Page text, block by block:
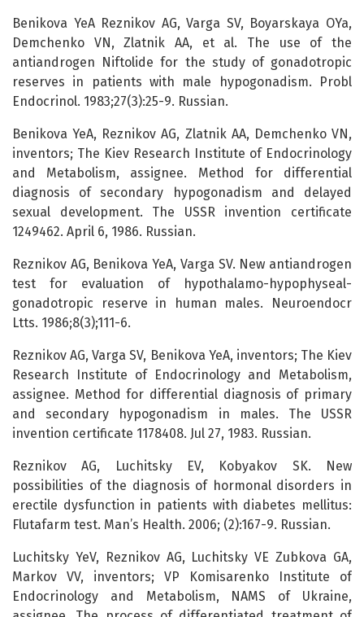
Benikova YeA Reznikov AG, Varga SV, Boyarskaya OYa,
Demchenko VN, Zlatnik AA, et al. The use of the
antiandrogen Niftolide for the study of gonadotropic
reserves in patients with male hypogonadism. Probl
Endocrinol. 1983;27(3):25-9. Russian.
Benikova YeA, Reznikov AG, Zlatnik AA, Demchenko VN,
inventors; The Kiev Research Institute of Endocrinology
and Metabolism, assignee. Method for differential
diagnosis of secondary hypogonadism and delayed
sexual development. The USSR invention certificate
1249462. April 6, 1986. Russian.
Reznikov AG, Benikova YeA, Varga SV. New antiandrogen
test for evaluation of hypothalamo-hypophyseal-
gonadotropic reserve in human males. Neuroendocr
Ltts. 1986;8(3);111-6.
Reznikov AG, Varga SV, Benikova YeA, inventors; The Kiev
Research Institute of Endocrinology and Metabolism,
assignee. Method for differential diagnosis of primary
and secondary hypogonadism in males. The USSR
invention certificate 1178408. Jul 27, 1983. Russian.
Reznikov АG, Luchitsky EV, Kobyakov SK. New
possibilities of the diagnosis of hormonal disorders in
erectile dysfunction in patients with diabetes mellitus:
Flutafarm test. Man’s Health. 2006; (2):167-9. Russian.
Luchitsky YeV, Reznikov АG, Luchitsky VE Zubkova GA,
Markov VV, inventors; VP Komisarenko Institute of
Endocrinology and Metabolism, NAMS of Ukraine,